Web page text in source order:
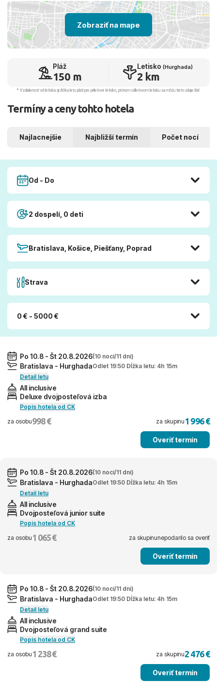
Zobraziť na mape
Pláž
150 m
Letisko (Hurghada)
2 km
* Vzdialenosť od letiska aj dľžka letu platí pre príletové letisko, pri inom odletovom letisku sa môžu tieto údaje líšiť.
Termíny a ceny tohto hotela
Najlacnejšie Najbližší termín Počet nocí
Od - Do
2 dospelí, 0 deti
Bratislava, Košice, Piešťany, Poprad
Strava
0 € - 5000 €
Po 10.8 - Št 20.8.2026(10 nocí/11 dní)
Bratislava - HurghadaOdlet 19:50 Dĺžka letu: 4h 15m
Detail letu
All inclusive
Deluxe dvojposteľová izba
Popis hotela od CK
za osobu998 € za skupinu1 996 €
Overiť termín
Po 10.8 - Št 20.8.2026(10 nocí/11 dní)
Bratislava - HurghadaOdlet 19:50 Dĺžka letu: 4h 15m
Detail letu
All inclusive
Dvojposteľová junior suite
Popis hotela od CK
za osobu 1 065 € za skupinunepodarilo sa overiť
Overiť termín
Po 10.8 - Št 20.8.2026(10 nocí/11 dní)
Bratislava - HurghadaOdlet 19:50 Dĺžka letu: 4h 15m
Detail letu
All inclusive
Dvojposteľová grand suite
Popis hotela od CK
za osobu 1 238 € za skupinu2 476 €
Overiť termín